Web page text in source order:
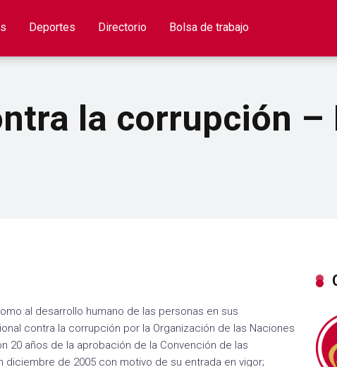
Deportes Directorio Bolsa de trabajo
la corrupción –
al desarrollo humano de las personas en sus
contra la corrupción por la Organización de las Naciones
20 años de la aprobación de la Convención de las
de 2005 con motivo de su entrada en vigor;